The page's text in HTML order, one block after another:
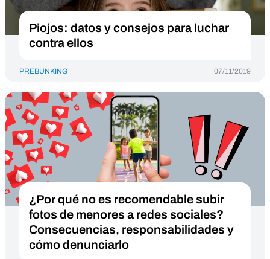
Piojos: datos y consejos para luchar
contra ellos
PREBUNKING 07/11/2019
¿Por qué no es recomendable subir
fotos de menores a redes sociales?
Consecuencias, responsabilidades y
cómo denunciarlo